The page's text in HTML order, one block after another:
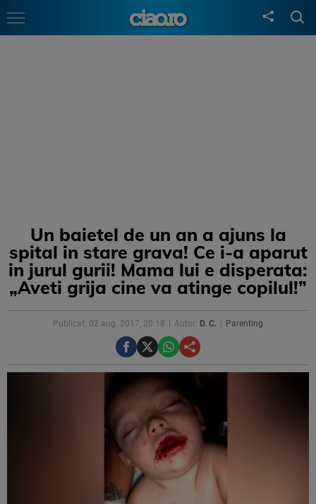
Un baietel de un an a ajuns la
spital in stare grava! Ce i-a aparut
in jurul gurii! Mama lui e disperata:
„Aveti grija cine va atinge copilul!”
Publicat: 02 aug. 2017, 20:18 Autor: D. C. Parenting